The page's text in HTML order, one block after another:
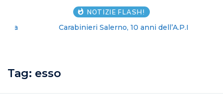
NOTIZIE FLASH!
Carabinieri Salerno, 10 anni dell’A.P.I